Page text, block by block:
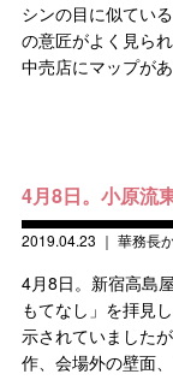
シンの目に似てい
の意匠がよく見ら
中売店にマップが
4月8日。小原流
2019.04.23 ｜ 華務長
4月8日。新宿高島
もてなし」を拝見
示されていました
作、会場外の壁面